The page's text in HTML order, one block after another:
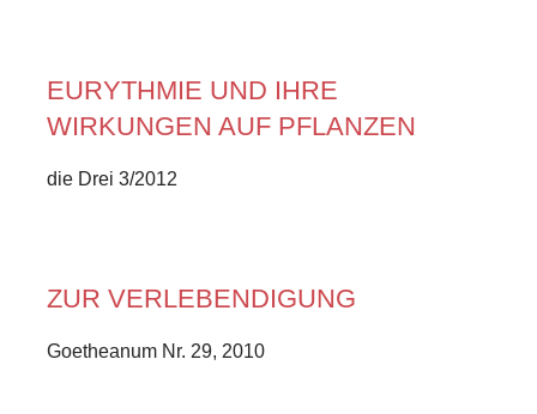
EURYTHMIE UND IHRE
WIRKUNGEN AUF PFLANZEN
die Drei 3/2012
ZUR VERLEBENDIGUNG
Goetheanum Nr. 29, 2010